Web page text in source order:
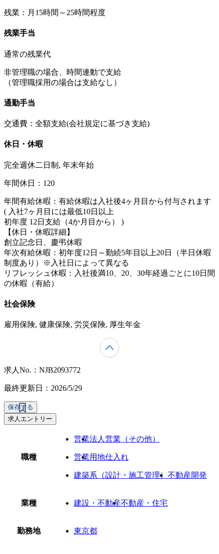
残業：月15時間～25時間程度
残業手当
通常の残業代
非管理職の場合、時間連動で支給
（管理職採用の場合は支給なし）
通勤手当
交通費：全額支給(会社規定に基づき支給)
休日・休暇
完全週休二日制, 年末年始
年間休日：120
年間有給休暇：有給休暇は入社後4ヶ月目から付与されます
( 入社7ヶ月目には最低10日以上
初年度 12日支給（4か月目から） )
【休日・休暇詳細】
創立記念日、慶弔休暇
年次有給休暇：初年度12日～勤続5年目以上20日（半日休暇
制度あり）※入社日によって異なる
リフレッシュ休暇：入社後満10、20、30年経過ごとに10日間
の休暇（有給）
社会保険
雇用保険, 健康保険, 労災保険, 厚生年金
求人No.：NJB2093772
最終更新日：2026/5/29
保存する
求人エントリー
職種
営業法人営業（その他）
営業用地仕入れ
建築系（設計・施工管理） 不動産開発
業種 建設・不動産不動産・住宅
勤務地 東京都